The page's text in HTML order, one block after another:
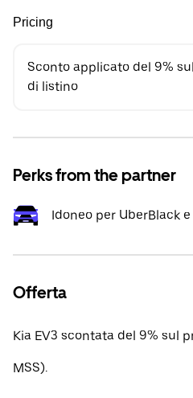
Pricing
Sconto applicato del 9%
di listino
Perks from the partner
Idoneo per UberBlack
Offerta
Kia EV3 scontata del 9% sul
MSS).